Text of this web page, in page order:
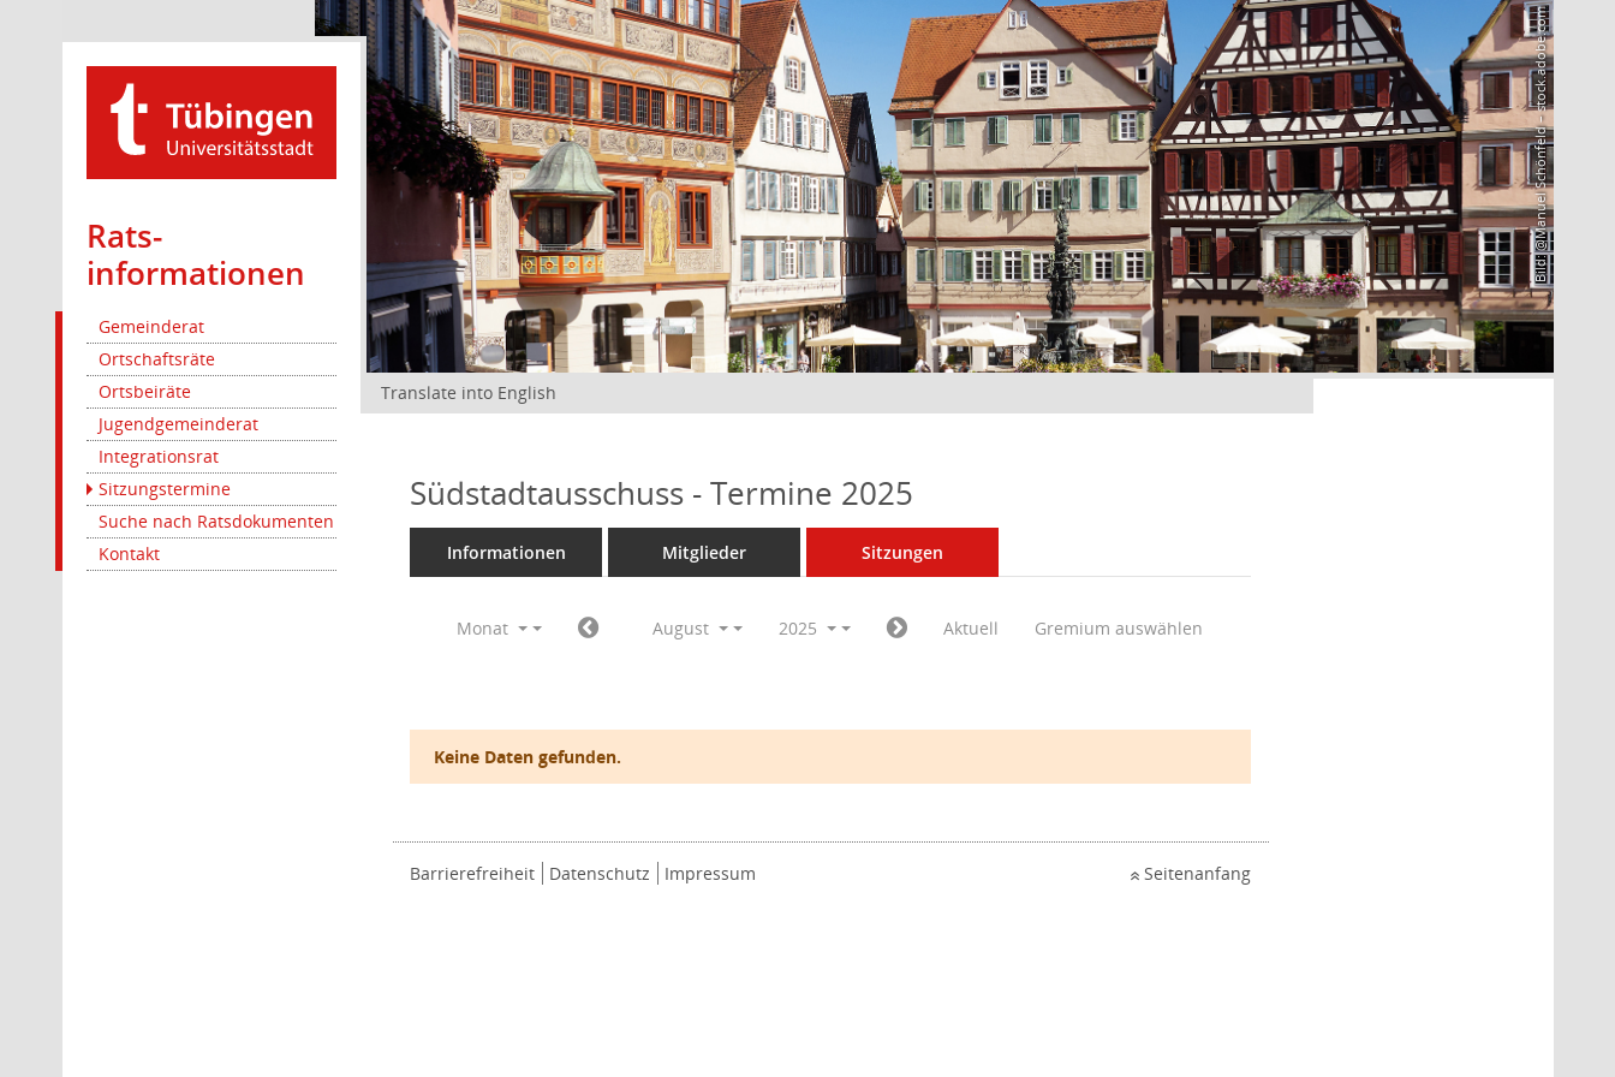
Rats­
informationen
Gemeinderat
Ortschaftsräte
Ortsbeiräte
Jugendgemeinderat
Integrationsrat
Sitzungstermine
Suche nach Ratsdokumenten
Kontakt
Bild: @Manuel Schönfeld – stock.adobe.com
Translate into English
Südstadtausschuss - Termine 2025
Informationen Mitglieder Sitzungen
Monat August 2025 Aktuell Gremium auswählen
Keine Daten gefunden.
Barrierefreiheit Datenschutz Impressum Seitenanfang